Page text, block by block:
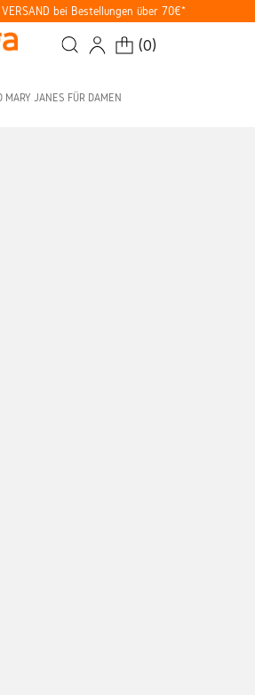
VERSAND bei Bestellungen über 70€*
(0)
MARY JANES FÜR DAMEN